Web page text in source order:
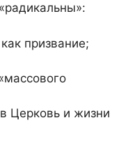
призвание;
Церковь и жизни